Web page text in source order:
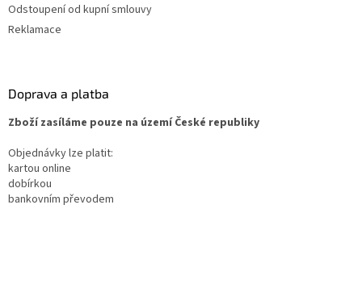
Odstoupení od kupní smlouvy
Reklamace
Doprava a platba
Zboží zasíláme pouze na území České republiky
Objednávky lze platit:
kartou online
dobírkou
bankovním převodem